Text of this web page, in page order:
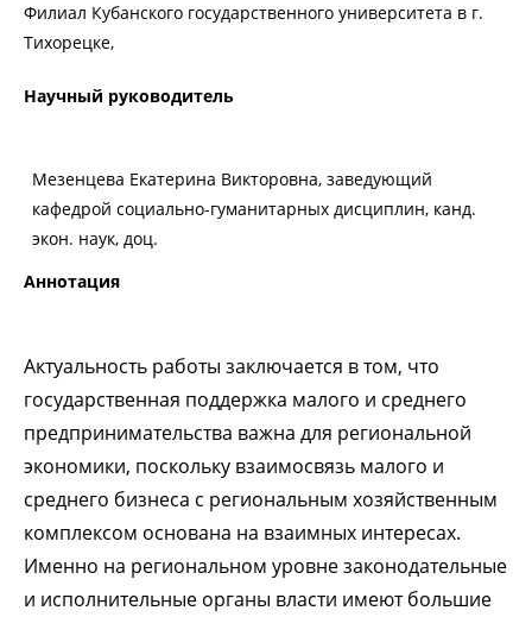
Филиал Кубанского государственного университета в г.
Тихорецке,
Научный руководитель
Мезенцева Екатерина Викторовна, заведующий
кафедрой социально-гуманитарных дисциплин, канд.
экон. наук, доц.
Аннотация
Актуальность работы заключается в том, что
государственная поддержка малого и среднего
предпринимательства важна для региональной
экономики, поскольку взаимосвязь малого и
среднего бизнеса с региональным хозяйственным
комплексом основана на взаимных интересах.
Именно на региональном уровне законодательные
и исполнительные органы власти имеют большие